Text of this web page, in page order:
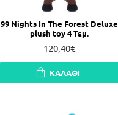
99 Nights In The Forest Deluxe
plush toy 4 Τεμ.
120,40€
ΚΑΛΆΘΙ